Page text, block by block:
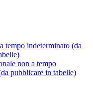
tempo indeterminato (da
non a tempo
pubblicare in tabelle)